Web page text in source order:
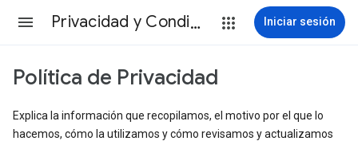
Privacidad y Condiciones Iniciar sesión
Política de Privacidad
Explica la información que recopilamos, el motivo por el que lo
hacemos, cómo la utilizamos y cómo revisamos y actualizamos